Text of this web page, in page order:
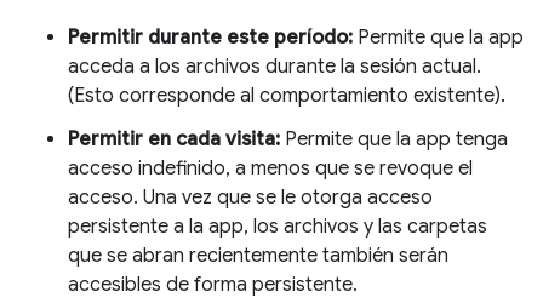
Permitir durante este período: Permite que la app
acceda a los archivos durante la sesión actual.
(Esto corresponde al comportamiento existente).
Permitir en cada visita: Permite que la app tenga
acceso indefinido, a menos que se revoque el
acceso. Una vez que se le otorga acceso
persistente a la app, los archivos y las carpetas
que se abran recientemente también serán
accesibles de forma persistente.